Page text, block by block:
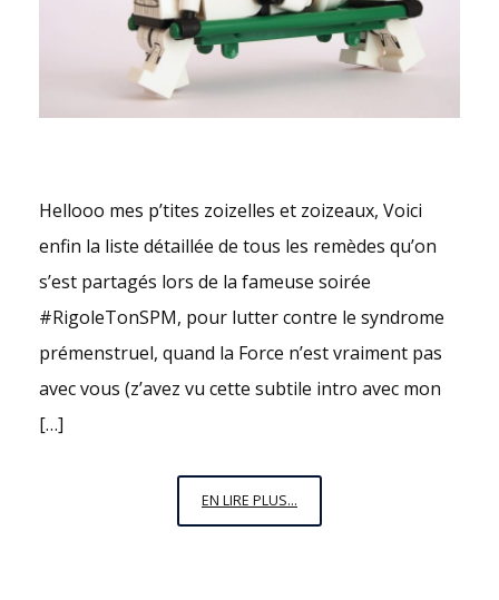
Hellooo mes p’tites zoizelles et zoizeaux, Voici
enfin la liste détaillée de tous les remèdes qu’on
s’est partagés lors de la fameuse soirée
#RigoleTonSPM, pour lutter contre le syndrome
prémenstruel, quand la Force n’est vraiment pas
avec vous (z’avez vu cette subtile intro avec mon
[…]
EN LIRE PLUS...
PRÉMENSTRUEL